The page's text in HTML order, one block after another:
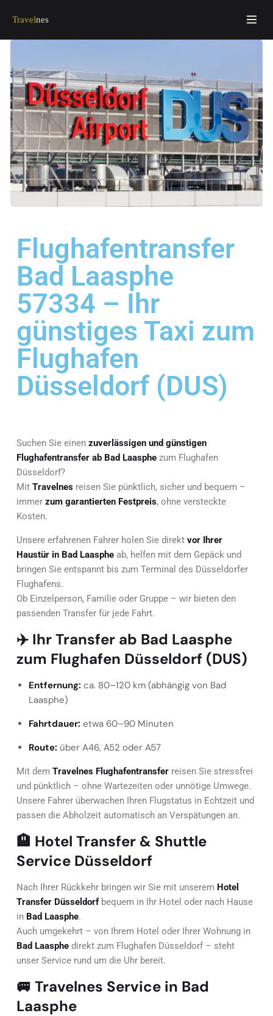
Travelnes
Flughafentransfer
Bad Laasphe
57334 – Ihr
günstiges Taxi zum
Flughafen
Düsseldorf (DUS)
Suchen Sie einen zuverlässigen und günstigen
Flughafentransfer ab Bad Laasphe zum Flughafen
Düsseldorf?
Mit Travelnes reisen Sie pünktlich, sicher und bequem –
immer zum garantierten Festpreis, ohne versteckte
Kosten.
Unsere erfahrenen Fahrer holen Sie direkt vor Ihrer
Haustür in Bad Laasphe ab, helfen mit dem Gepäck und
bringen Sie entspannt bis zum Terminal des Düsseldorfer
Flughafens.
Ob Einzelperson, Familie oder Gruppe – wir bieten den
passenden Transfer für jede Fahrt.
✈️ Ihr Transfer ab Bad Laasphe
zum Flughafen Düsseldorf (DUS)
Entfernung: ca. 80–120 km (abhängig von Bad
Laasphe)
Fahrtdauer: etwa 60–90 Minuten
Route: über A46, A52 oder A57
Mit dem Travelnes Flughafentransfer reisen Sie stressfrei
und pünktlich – ohne Wartezeiten oder unnötige Umwege.
Unsere Fahrer überwachen Ihren Flugstatus in Echtzeit und
passen die Abholzeit automatisch an Verspätungen an.
🏨 Hotel Transfer & Shuttle
Service Düsseldorf
Nach Ihrer Rückkehr bringen wir Sie mit unserem Hotel
Transfer Düsseldorfbequem in Ihr Hotel oder nach Hause
in Bad Laasphe.
Auch umgekehrt – von Ihrem Hotel oder Ihrer Wohnung in
Bad Laasphe direkt zum Flughafen Düsseldorf – steht
unser Service rund um die Uhr bereit.
🚐 Travelnes Service in Bad
Laasphe